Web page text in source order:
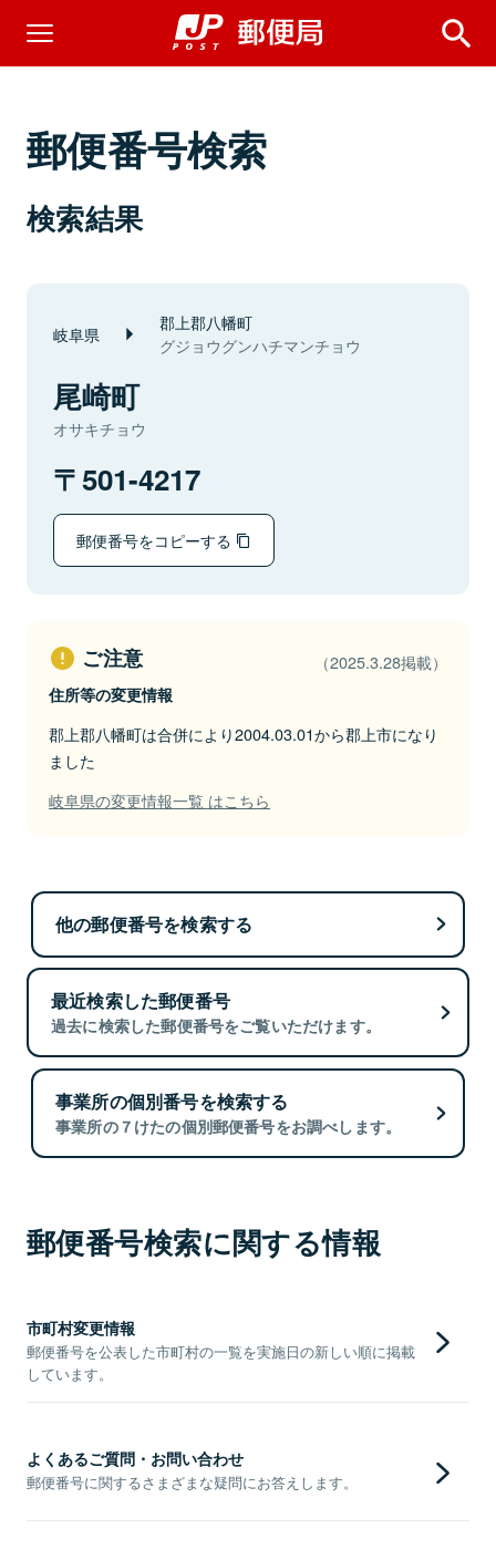
郵便番号検索
検索結果
岐阜県 郡上郡八幡町
グジョウグンハチマンチョウ
尾崎町
オサキチョウ
501-4217
郵便番号をコピーする
ご注意 （2025.3.28掲載）
住所等の変更情報
郡上郡八幡町は合併により2004.03.01から郡上市になり
ました
岐阜県の変更情報一覧 はこちら
他の郵便番号を検索する
最近検索した郵便番号
過去に検索した郵便番号をご覧いただけます。
事業所の個別番号を検索する
事業所の７けたの個別郵便番号をお調べします。
郵便番号検索に関する情報
市町村変更情報
郵便番号を公表した市町村の一覧を実施日の新しい順に掲載
しています。
よくあるご質問・お問い合わせ
郵便番号に関するさまざまな疑問にお答えします。